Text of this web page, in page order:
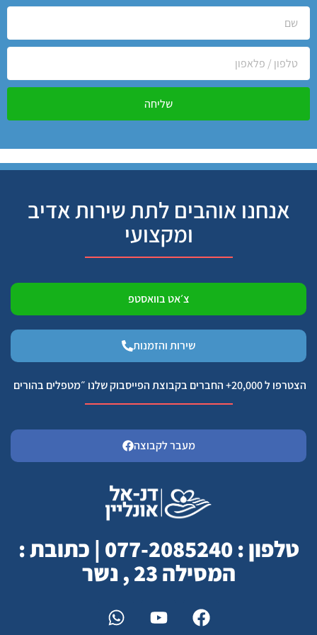
שליחה
אנחנו אוהבים לתת שירות אדיב
ומקצועי
צ׳אט בוואסטפ
שירות והזמנות
הצטרפו ל 20,000+ החברים בקבוצת הפייסבוק שלנו ״מטפלים בהורים
מעבר לקבוצה
טלפון : 077-2085240 | כתובת :
המסילה 23 , נשר